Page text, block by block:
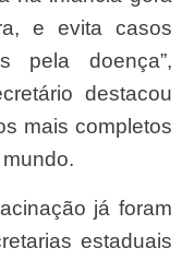
e evita casos
pela doença”,
destacou
mais completos
estaduais